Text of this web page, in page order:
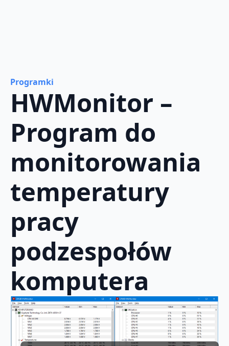
Programki
HWMonitor –
Program do
monitorowania
temperatury
pracy
podzespołów
komputera